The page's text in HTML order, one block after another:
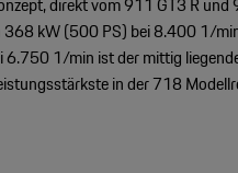
kW (500 PS) bei 8.400 1/
6.750 1/min ist der mittig
in der 718